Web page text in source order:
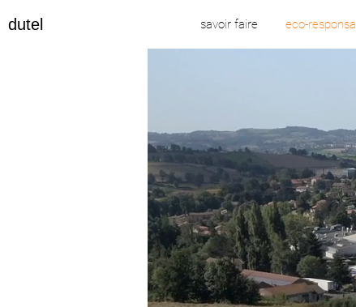
dutel savoir faire eco-